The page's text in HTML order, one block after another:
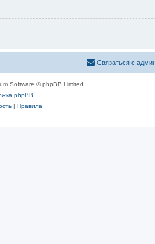
Связаться с
Software © phpBB Limited
phpBB
| Правила